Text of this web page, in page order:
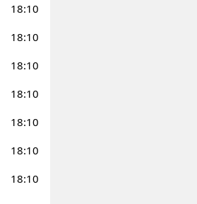
18:10
18:10
18:10
18:10
18:10
18:10
18:10